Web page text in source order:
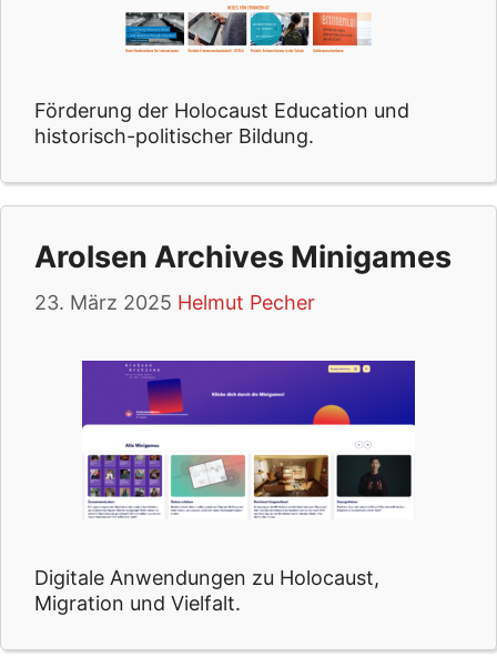
Förderung der Holocaust Education und
historisch-politischer Bildung.
Arolsen Archives Minigames
23. März 2025 Helmut Pecher
Digitale Anwendungen zu Holocaust,
Migration und Vielfalt.